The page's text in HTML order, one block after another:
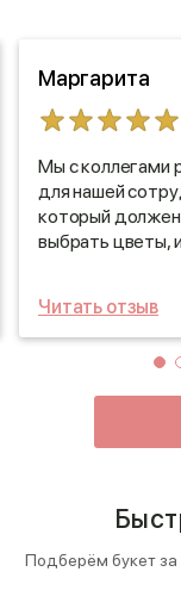
Маргарита
Мы с коллегами
для нашей
который
выбрать цветы,
того как мы
удивлены, как
букет. Вскоре
атмосфера
пространство,
яркий и свежий
Читать отзыв
Подберём букет за